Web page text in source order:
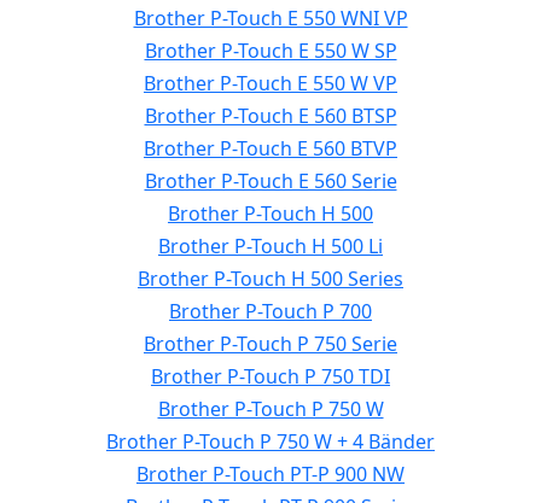
Brother P-Touch E 550 WNI VP
Brother P-Touch E 550 W SP
Brother P-Touch E 550 W VP
Brother P-Touch E 560 BTSP
Brother P-Touch E 560 BTVP
Brother P-Touch E 560 Serie
Brother P-Touch H 500
Brother P-Touch H 500 Li
Brother P-Touch H 500 Series
Brother P-Touch P 700
Brother P-Touch P 750 Serie
Brother P-Touch P 750 TDI
Brother P-Touch P 750 W
Brother P-Touch P 750 W + 4 Bänder
Brother P-Touch PT-P 900 NW